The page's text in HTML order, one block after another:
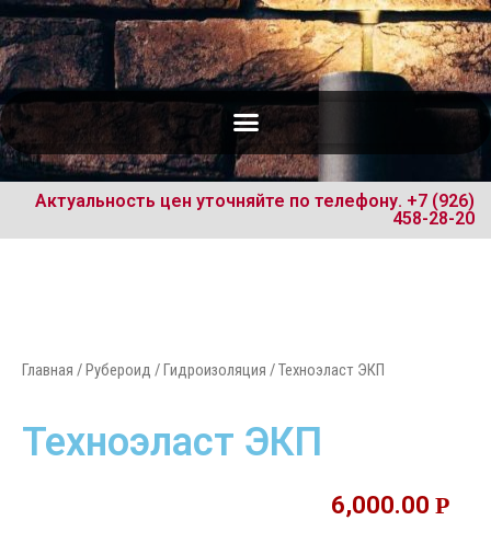
Актуальность цен уточняйте по телефону. +7 (926)
458-28-20
Главная /Рубероид / Гидроизоляция / Техноэласт ЭКП
Техноэласт ЭКП
6,000.00 Р